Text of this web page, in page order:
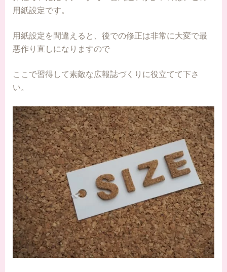
用紙設定です。
用紙設定を間違えると、後での修正は非常に大変で最
悪作り直しになりますので
ここで習得して素敵な広報誌づくりに役立てて下さ
い。